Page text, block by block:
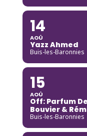
14
AOÛ
Yazz Ahmed
Buis-les-Baronnies
15
AOÛ
Off: Parfum
Bouvier &
Buis-les-Baronnies